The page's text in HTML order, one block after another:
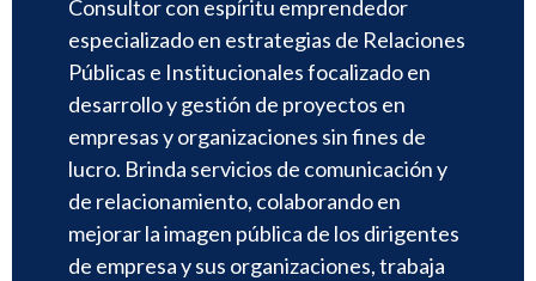
Consultor con espíritu emprendedor
especializado en estrategias de Relaciones
Públicas e Institucionales focalizado en
desarrollo y gestión de proyectos en
empresas y organizaciones sin fines de
lucro. Brinda servicios de comunicación y
de relacionamiento, colaborando en
mejorar la imagen pública de los dirigentes
de empresa y sus organizaciones, trabaja